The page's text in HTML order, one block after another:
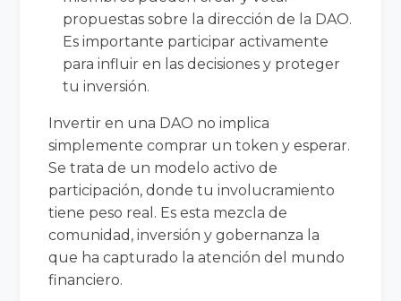
propuestas sobre la dirección de la DAO.
Es importante participar activamente
para influir en las decisiones y proteger
tu inversión.
Invertir en una DAO no implica
simplemente comprar un token y esperar.
Se trata de un modelo activo de
participación, donde tu involucramiento
tiene peso real. Es esta mezcla de
comunidad, inversión y gobernanza la
que ha capturado la atención del mundo
financiero.